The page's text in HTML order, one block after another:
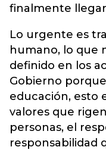
finalmente
Lo urgente es
humano, lo que
definido en los
Gobierno
educación, esto
valores que
personas, el
responsabilidad